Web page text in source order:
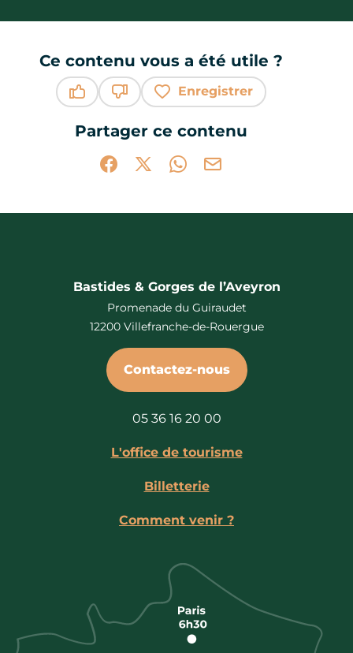
Ce contenu vous a été utile ?
Enregistrer
Partager ce contenu
Partager sur Facebook (nouvelle
Partager sur X / Twitter (nouvelle
Partager sur WhatsApp
Partager par mail
Bastides & Gorges de l’Aveyron
Promenade du Guiraudet
12200 Villefranche-de-Rouergue
Contactez-nous
05 36 16 20 00
L'office de tourisme
Billetterie
Comment venir ?